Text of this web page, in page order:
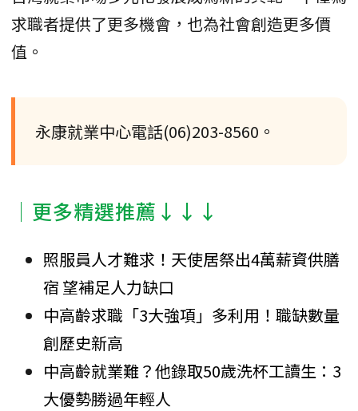
求職者提供了更多機會，也為社會創造更多價
值。
永康就業中心電話(06)203-8560。
│更多精選推薦↓↓↓
照服員人才難求！天使居祭出4萬薪資供膳
宿 望補足人力缺口
中高齡求職「3大強項」多利用！職缺數量
創歷史新高
中高齡就業難？他錄取50歲洗杯工讀生：3
大優勢勝過年輕人